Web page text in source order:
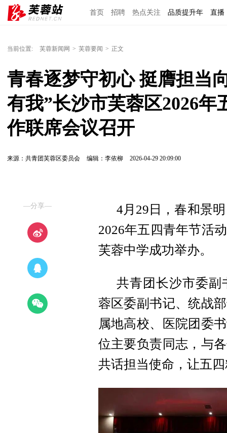
首页 招聘 热点关注 品质提升年 直播
当前位置: 芙蓉新闻网 > 芙蓉要闻 > 正文
青春逐梦守初心 挺膺担当
有我”长沙市芙蓉区2026
作联席会议召开
来源：共青团芙蓉区委员会 编辑：李依柳 2026-04-29 20:09:00
—分享—
4月29日，春和景
2026年五四青年节活
芙蓉中学成功举办。
共青团长沙市委副
蓉区委副书记、统战
属地高校、医院团委
位主要负责同志，与
共话担当使命，让五